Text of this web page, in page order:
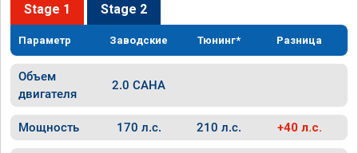
Stage 1 Stage 2
Параметр Заводские Тюнинг* Разница
Объем
двигателя
2.0 CAHA
Мощность 170 л.с. 210 л.с. +40 л.с.